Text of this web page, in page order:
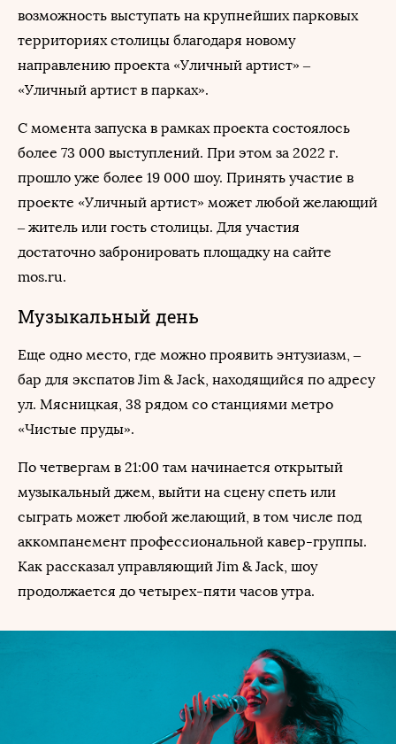
возможность выступать на крупнейших парковых
территориях столицы благодаря новому
направлению проекта «Уличный артист» –
«Уличный артист в парках».
С момента запуска в рамках проекта состоялось
более 73 000 выступлений. При этом за 2022 г.
прошло уже более 19 000 шоу. Принять участие в
проекте «Уличный артист» может любой желающий
– житель или гость столицы. Для участия
достаточно забронировать площадку на сайте
mos.ru.
Музыкальный день
Еще одно место, где можно проявить энтузиазм, –
бар для экспатов Jim & Jack, находящийся по адресу
ул. Мясницкая, 38 рядом со станциями метро
«Чистые пруды».
По четвергам в 21:00 там начинается открытый
музыкальный джем, выйти на сцену спеть или
сыграть может любой желающий, в том числе под
аккомпанемент профессиональной кавер-группы.
Как рассказал управляющий Jim & Jack, шоу
продолжается до четырех-пяти часов утра.